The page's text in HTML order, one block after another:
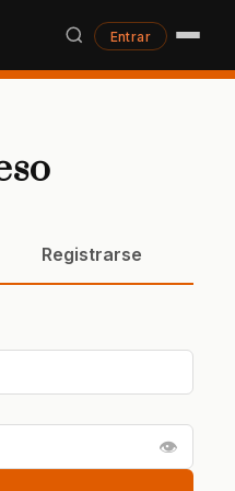
Entrar
Registrarse
👁